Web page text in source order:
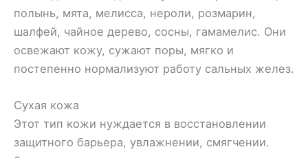
полынь, мята, мелисса, нероли, розмарин,
шалфей, чайное дерево, сосны, гамамелис. Они
освежают кожу, сужают поры, мягко и
постепенно нормализуют работу сальных желез.
Сухая кожа
Этот тип кожи нуждается в восстановлении
защитного барьера, увлажнении, смягчении.